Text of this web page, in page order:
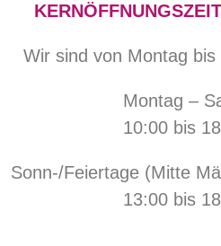
Wir sind von Montag
Montag –
10:00 bis
Sonn-/Feiertage (Mitte
13:00 bis